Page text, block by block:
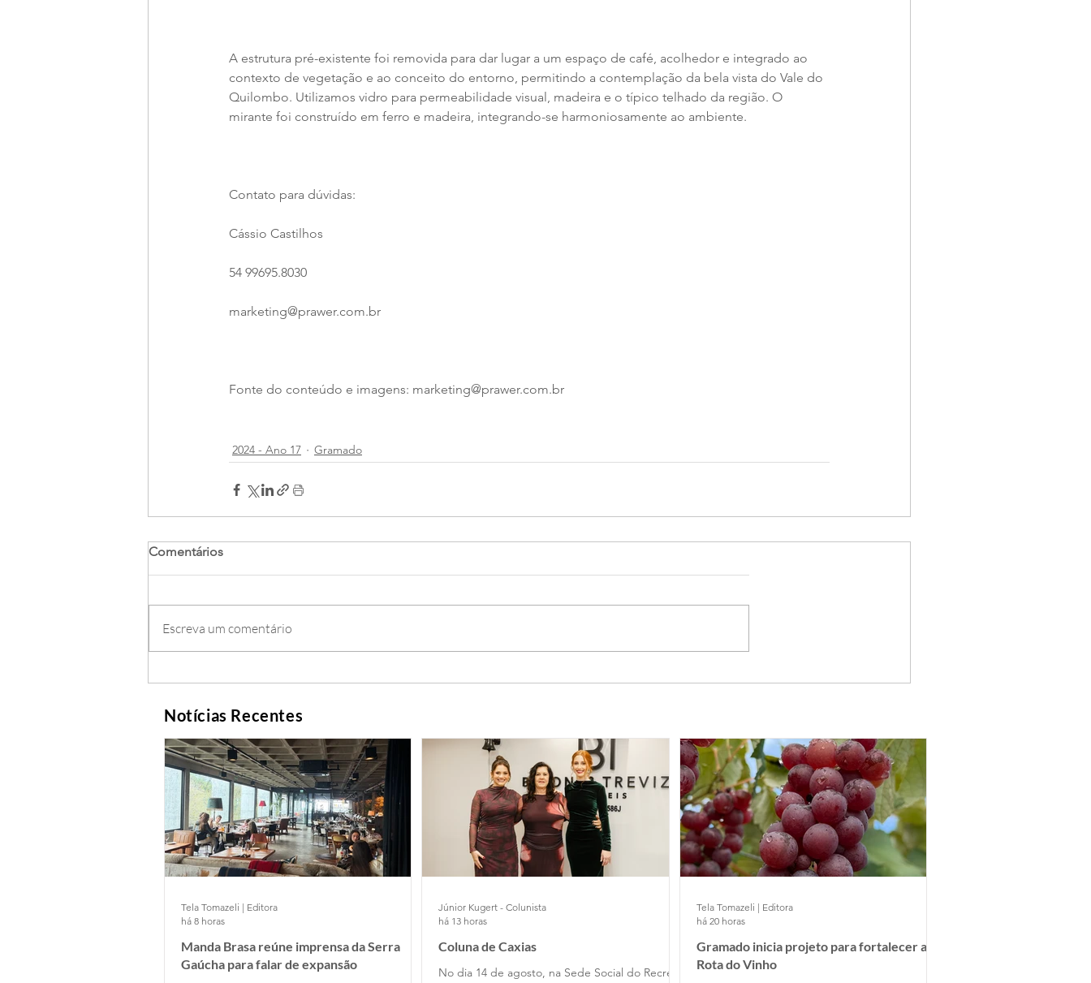
A estrutura pré-existente foi removida para dar lugar a um espaço de café, acolhedor e integrado ao
contexto de vegetação e ao conceito do entorno, permitindo a contemplação da bela vista do Vale do
Quilombo. Utilizamos vidro para permeabilidade visual, madeira e o típico telhado da região. O
mirante foi construído em ferro e madeira, integrando-se harmoniosamente ao ambiente.
Contato para dúvidas:
Cássio Castilhos
54 99695.8030
marketing@prawer.com.br
Fonte do conteúdo e imagens: marketing@prawer.com.br
2024 - Ano 17 Gramado
Comentários
Escreva um comentário
Notícias Recentes
Manda Brasa reúne imprensa da Serra
Gaúcha para falar de expansão
Tela Tomazeli | Editora
há 8 horas
Coluna de Caxias
No dia 14 de agosto, na Sede Social do Recreio
Júnior Kugert - Colunista
há 13 horas
Gramado inicia projeto para fortalecer a
Rota do Vinho
Tela Tomazeli | Editora
há 20 horas